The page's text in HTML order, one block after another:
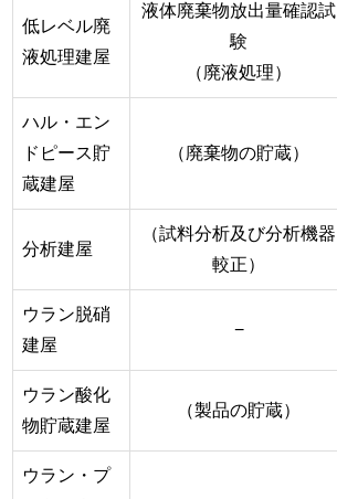
低レベル廃
液処理建屋
液体廃棄物放出量確認試
験
（廃液処理）
ハル・エン
ドピース貯
蔵建屋
（廃棄物の貯蔵）
分析建屋
（試料分析及び分析機器
較正）
ウラン脱硝
建屋
−
ウラン酸化
物貯蔵建屋
（製品の貯蔵）
ウラン・プ